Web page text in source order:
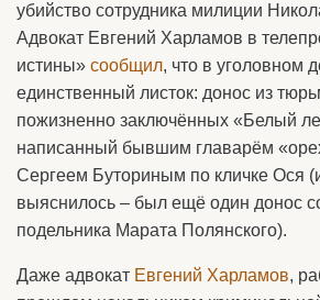
убийство сотрудника милиции
Адвокат Евгений Харламов в
истины» сообщил, что в уголовном
единственный листок: донос из
пожизненно заключённых «Белый
написанный бывшим главарём
Сергеем Буториным по кличке Ося
выяснилось – был ещё один донос
подельника Марата Полянского).
Даже адвокат Евгений Харламов,